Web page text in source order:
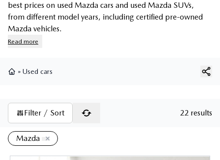
best prices on used Mazda cars and used Mazda SUVs,
from different model years, including certified pre-owned
Mazda vehicles.
Read more
» Used cars
Filter / Sort 22 results
Mazda